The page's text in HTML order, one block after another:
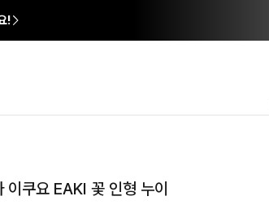
!
쿠요 EAKI 꽃 인형 누이